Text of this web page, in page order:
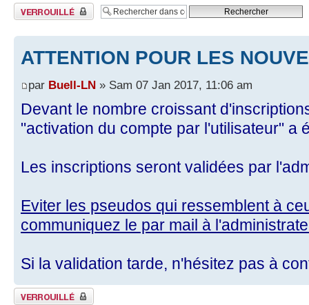
Sujet verrouillé
ATTENTION POUR LES
par Buell-LN » Sam 07 Jan 2017, 11:06 am
Devant le nombre croissant
"activation du compte par l'utilisateur" a
Les inscriptions seront validées par
Eviter les pseudos qui ressemblent à
communiquez le par mail à
Si la validation tarde, n'hésitez pas à
Sujet verrouillé